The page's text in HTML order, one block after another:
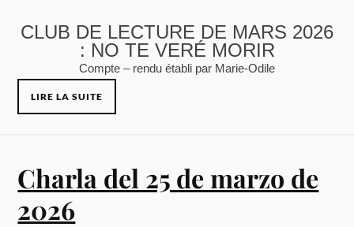
CLUB DE LECTURE DE MARS 2026
: NO TE VERÉ MORIR
Compte – rendu établi par Marie-Odile
LIRE LA SUITE
Charla del 25 de marzo de
2026